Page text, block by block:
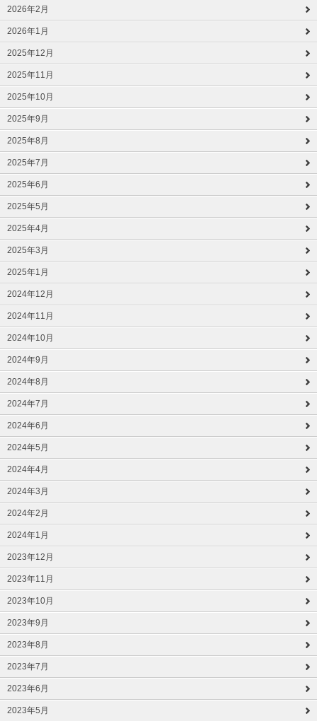
2026年2月
2026年1月
2025年12月
2025年11月
2025年10月
2025年9月
2025年8月
2025年7月
2025年6月
2025年5月
2025年4月
2025年3月
2025年1月
2024年12月
2024年11月
2024年10月
2024年9月
2024年8月
2024年7月
2024年6月
2024年5月
2024年4月
2024年3月
2024年2月
2024年1月
2023年12月
2023年11月
2023年10月
2023年9月
2023年8月
2023年7月
2023年6月
2023年5月